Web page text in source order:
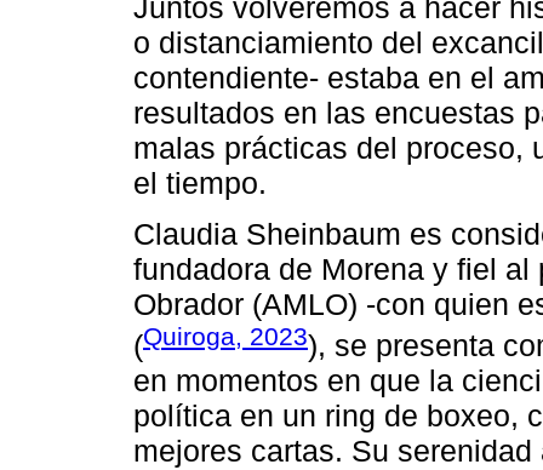
Juntos volveremos a hacer
o distanciamiento del
contendiente- estaba en el
resultados en las encuestas
malas prácticas del proceso,
el tiempo.
Claudia Sheinbaum es
fundadora de Morena y fiel
Obrador (AMLO) -con quien
(Quiroga, 2023), se presenta
en momentos en que la
política en un ring de boxeo,
mejores cartas. Su